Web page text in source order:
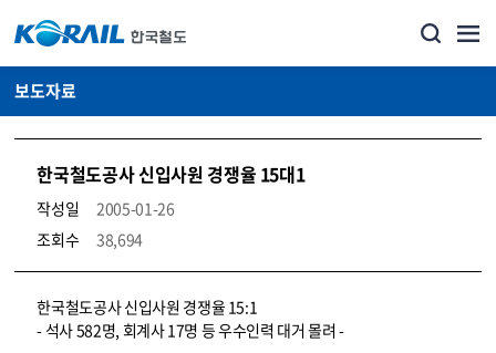
보도자료
한국철도공사 신입사원 경쟁율 15대1
작성일
2005-01-26
조회수
38,694
뉴스·홍보_보도자료 상세보기 – 내용, 파일, 담당자 연락처로 구성
한국철도공사 신입사원 경쟁율 15:1
- 석사 582명, 회계사 17명 등 우수인력 대거 몰려 -